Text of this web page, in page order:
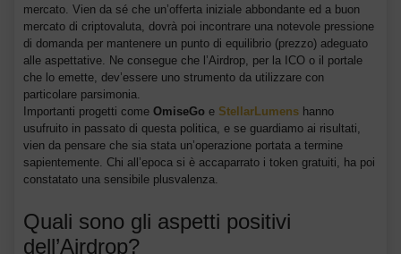
mercato. Vien da sé che un’offerta iniziale abbondante ed a buon
mercato di criptovaluta, dovrà poi incontrare una notevole pressione
di domanda per mantenere un punto di equilibrio (prezzo) adeguato
alle aspettative. Ne consegue che l’Airdrop, per la ICO o il portale
che lo emette, dev’essere uno strumento da utilizzare con
particolare parsimonia.
Importanti progetti come OmiseGo e StellarLumens hanno
usufruito in passato di questa politica, e se guardiamo ai risultati,
vien da pensare che sia stata un’operazione portata a termine
sapientemente. Chi all’epoca si è accaparrato i token gratuiti, ha poi
constatato una sensibile plusvalenza.
Quali sono gli aspetti positivi
dell’Airdrop?